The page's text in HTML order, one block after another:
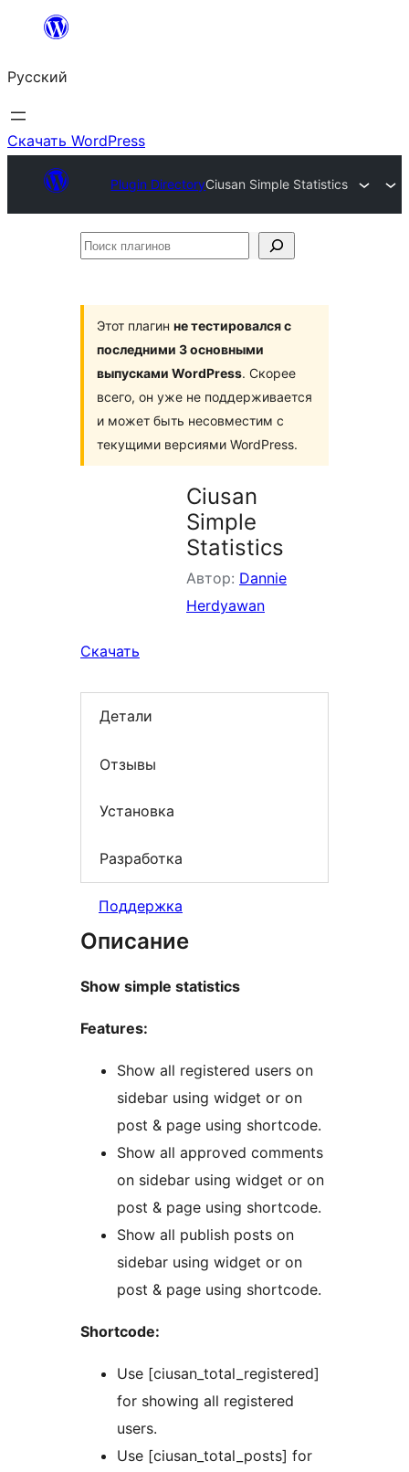
Перейти
содержимому
Русский
Скачать WordPress
Plugin DirectoryCiusan Simple Statistics
Поиск
Этот плагин не тестировался с
последними 3 основными
выпусками WordPress. Скорее
всего, он уже не поддерживается
и может быть несовместим с
текущими версиями WordPress.
Ciusan
Simple
Statistics
Автор: Dannie
Herdyawan
Скачать
Детали
Отзывы
Установка
Разработка
Поддержка
Описание
Show simple statistics
Features:
Show all registered users on
sidebar using widget or on
post & page using shortcode.
Show all approved comments
on sidebar using widget or on
post & page using shortcode.
Show all publish posts on
sidebar using widget or on
post & page using shortcode.
Shortcode:
Use [ciusan_total_registered]
for showing all registered
users.
Use [ciusan_total_posts] for